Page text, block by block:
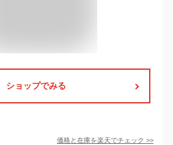
ショップでみる
価格と在庫を楽天でチェック >>